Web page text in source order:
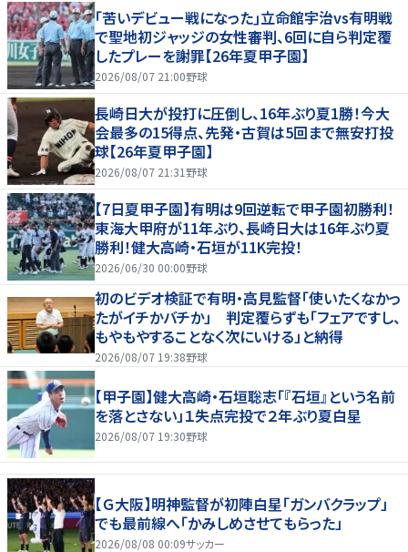
｢苦いデビュー戦になった｣立命館宇治vs有明戦
で聖地初ジャッジの女性審判、6回に自ら判定覆
したプレーを謝罪【26年夏甲子園】
2026/08/07 21:00野球
長崎日大が投打に圧倒し、16年ぶり夏1勝！今大
会最多の15得点、先発・古賀は5回まで無安打投
球【26年夏甲子園】
2026/08/07 21:31 野球
【7日夏甲子園】有明は9回逆転で甲子園初勝利！
東海大甲府が11年ぶり、長崎日大は16年ぶり夏
勝利！健大高崎・石垣が11K完投！
2026/06/30 00:00野球
初のビデオ検証で有明・高見監督「使いたくなかっ
たがイチかバチか」 判定覆らずも「フェアですし、
もやもやすることなく次にいける」と納得
2026/08/07 19:38野球
【甲子園】健大高崎・石垣聡志「『石垣』という名前
を落とさない」１失点完投で２年ぶり夏白星
2026/08/07 19:30野球
【Ｇ大阪】明神監督が初陣白星「ガンバクラップ」
でも最前線へ「かみしめさせてもらった」
2026/08/08 00:09サッカー